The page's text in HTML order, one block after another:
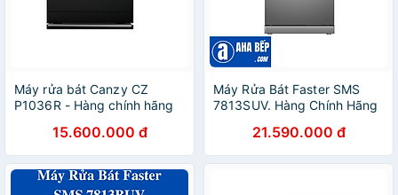
Máy rửa bát Canzy CZ
P1036R - Hàng chính hãng
15.600.000 đ
Máy Rửa Bát Faster SMS
7813SUV. Hàng Chính Hãng
21.590.000 đ